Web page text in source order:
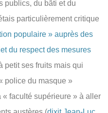
publics, du bâti et du
particulièrement critique
populaire » auprès des
du respect des mesures
petit ses fruits mais qui
police du masque »
« faculté supérieure » à aller